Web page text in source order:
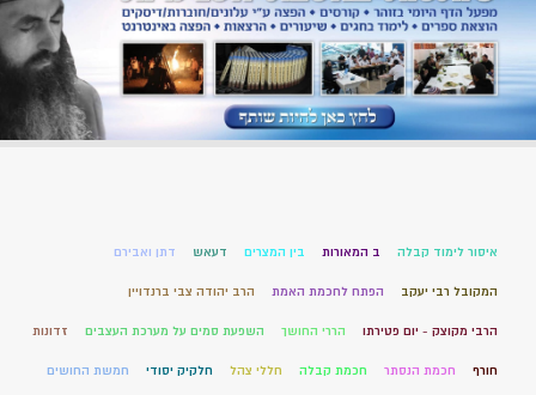
איסור לימוד קבלה ב המאורות בין המצרים דעאש דתן ואבירם
המקובל רבי יעקב הפתח לחכמת האמת הרב יהודה צבי ברנדויין
הרבי מקוצק - יום פטירתו הררי החושך השפעת סמים על מערכת העצבים זדונות
חורף חכמת הנסתר חכמת קבלה חללי צהל חלקיק יסודי חמשת החושים